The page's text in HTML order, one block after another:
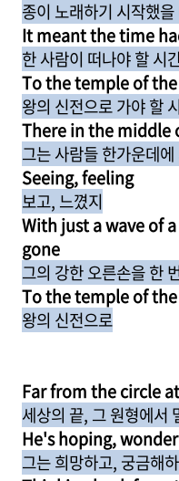
종이 노래하기 시작했을
It meant the time
한 사람이 떠나야 할 시
To the temple of
왕의 신전으로 가야 할
There in the middle
그는 사람들 한가운데에
Seeing, feeling
보고, 느꼈지
With just a wave of
gone
그의 강한 오른손을 한
To the temple of
왕의 신전으로
Far from the circle
세상의 끝, 그 원형에서
He's hoping,
그는 희망하고, 궁금해